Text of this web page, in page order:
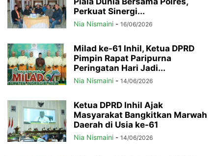
Perkuat Sinergi...
Nia Nismaini - 16/06/2026
Milad ke-61 Inhil, Ketua DPRD
Pimpin Rapat Paripurna
Peringatan Hari Jadi...
Nia Nismaini - 14/06/2026
Ketua DPRD Inhil Ajak
Masyarakat Bangkitkan Marwah
Daerah di Usia ke-61
Nia Nismaini - 14/06/2026